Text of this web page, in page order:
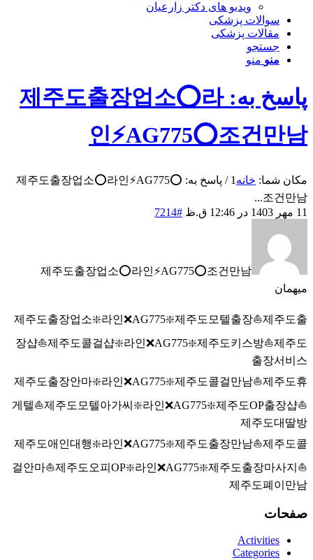
ویدیو های دکتر زارعیان
سوالات پزشکی
مقالات پزشکی
جستجو
منو منو
پاسخ به: 제주도출장업소⭕라
인⚡AG775​​​​​​​⭕조건만남
مکان شما: خانه 1
/
پاسخ به: 제주도출장업소⭕라인⚡AG775​​​​​​​⭕
조건만남...
11 مهر 1403 در 12:46 ق.ظ
#7214
제주도출장업소⭕라인⚡AG775​​​​​​​⭕조건만남
میهمان
제주도출장업소❇️라인❌AG775​​​​​​​❇️제주도모텔출장⛵제주도출
장샵⛵제주도콜걸샵❇️라인❌AG775​​​​​​​❇️제주도키스방⛵제주도
출장서비스
제주도출장안마❇️라인❌AG775​​​​​​​❇️제주도콜걸만남⛵제주도휴
게텔⛵제주도모텔아가씨❇️라인❌AG775​​​​​​​❇️제주도OP출장샵⛵
제주도대딸방
제주도애인대행❇️라인❌AG775​​​​​​​❇️제주도출장만남⛵제주도콜
걸안마⛵제주도오피OP❇️라인❌AG775​​​​​​​❇️제주도출장마사지⛵
제주도폐이만남
صفحات
Activities
Categories